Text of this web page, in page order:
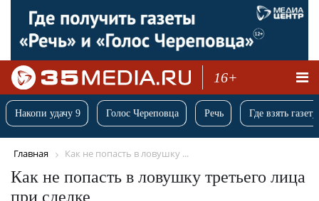
16+
Накопи удачу 9 Голос Череповца Речь Где взять
Главная Как не попасть в ловушку ...
Как не попасть в ловушку третьего лица
при сделке